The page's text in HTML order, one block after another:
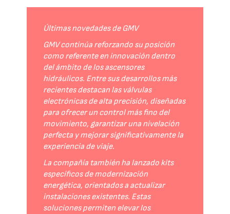
Últimas novedades de GMV
GMV continúa reforzando su posición
como referente en innovación dentro
del ámbito de los ascensores
hidráulicos. Entre sus desarrollos más
recientes destacan las válvulas
electrónicas de alta precisión, diseñadas
para ofrecer un control más fino del
movimiento, garantizar una nivelación
perfecta y mejorar significativamente la
experiencia de viaje.
La compañía también ha lanzado kits
específicos de modernización
energética, orientados a actualizar
instalaciones existentes. Estas
soluciones permiten elevar los